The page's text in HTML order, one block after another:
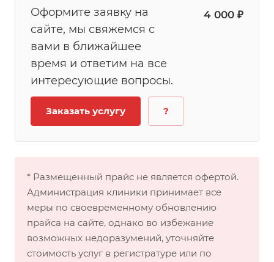
Оформите заявку на
сайте, мы свяжемся с
вами в ближайшее
время и ответим на все
интересующие вопросы.
4 000 ₽
Заказать услугу ?
* Размещенный прайс не является офертой.
Администрация клиники принимает все
меры по своевременному обновлению
прайса на сайте, однако во избежание
возможных недоразумений, уточняйте
стоимость услуг в регистратуре или по